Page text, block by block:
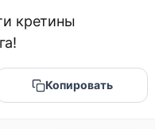
кретины
Копировать